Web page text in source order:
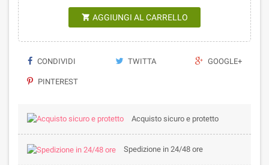
 AGGIUNGI AL CARRELLO
CONDIVIDI TWITTA GOOGLE+
PINTEREST
Acquisto sicuro e protetto
Spedizione in 24/48 ore